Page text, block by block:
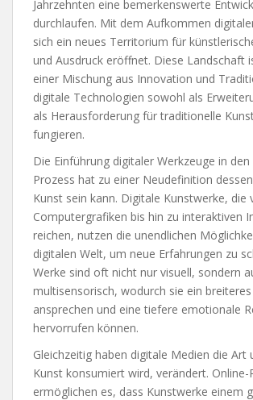
Jahrzehnten eine bemerkenswerte
durchlaufen. Mit dem Aufkommen
sich ein neues Territorium für
und Ausdruck eröffnet. Diese Landschaft
einer Mischung aus Innovation und
digitale Technologien sowohl als
als Herausforderung für traditionelle
fungieren.
Die Einführung digitaler Werkzeuge in
Prozess hat zu einer Neudefinition
Kunst sein kann. Digitale Kunstwerke, die
Computergrafiken bis hin zu interaktiven
reichen, nutzen die unendlichen
digitalen Welt, um neue Erfahrungen zu
Werke sind oft nicht nur visuell, sondern
multisensorisch, wodurch sie ein
ansprechen und eine tiefere emotionale
hervorrufen können.
Gleichzeitig haben digitale Medien die Art
Kunst konsumiert wird, verändert.
ermöglichen es, dass Kunstwerke einem